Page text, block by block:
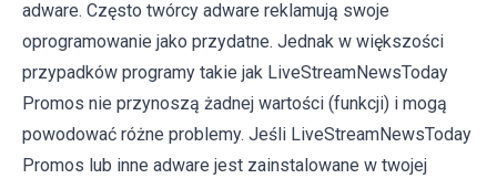
adware. Często twórcy adware reklamują swoje
oprogramowanie jako przydatne. Jednak w większości
przypadków programy takie jak LiveStreamNewsToday
Promos nie przynoszą żadnej wartości (funkcji) i mogą
powodować różne problemy. Jeśli LiveStreamNewsToday
Promos lub inne adware jest zainstalowane w twojej